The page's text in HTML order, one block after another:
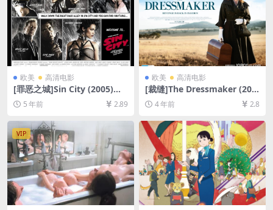
欧美 高清电影
[罪恶之城]Sin City (2005)加
长版[百度网盘+迅雷云盘资源
1080P超清未删减][MP4/9.1G
B][中英字幕]
5 年前 2.89
欧美 高清电影
[裁缝]The Dressmaker (201
5)[百度网盘+迅雷云盘资源10
80P超清未删减][MP4/7.5GB]
[中英字幕]
4 年前 2.8
VIP